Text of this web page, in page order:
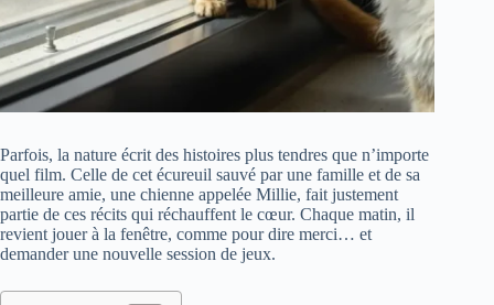
Parfois, la nature écrit des histoires plus tendres que n’importe
quel film. Celle de cet écureuil sauvé par une famille et de sa
meilleure amie, une chienne appelée Millie, fait justement
partie de ces récits qui réchauffent le cœur. Chaque matin, il
revient jouer à la fenêtre, comme pour dire merci… et
demander une nouvelle session de jeux.